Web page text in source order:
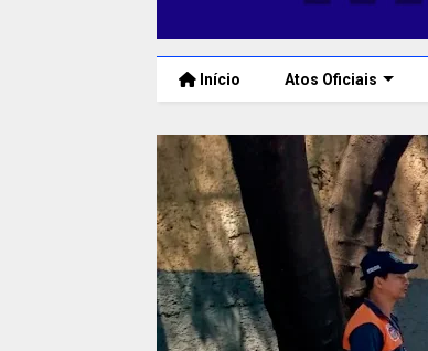
Início Atos Oficiais